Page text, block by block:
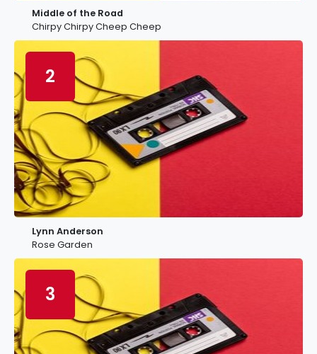
Middle of the Road
Chirpy Chirpy Cheep Cheep
2
Lynn Anderson
Rose Garden
3